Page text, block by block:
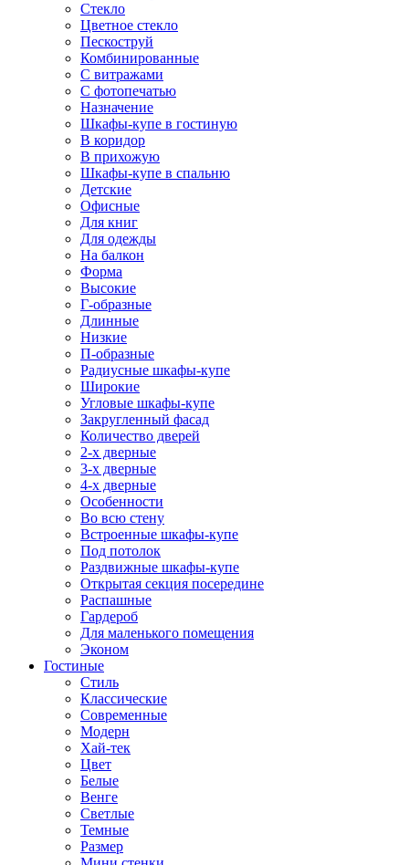
Стекло
Цветное стекло
Пескоструй
Комбинированные
С витражами
С фотопечатью
Назначение
Шкафы-купе в гостиную
В коридор
В прихожую
Шкафы-купе в спальню
Детские
Офисные
Для книг
Для одежды
На балкон
Форма
Высокие
Г-образные
Длинные
Низкие
П-образные
Радиусные шкафы-купе
Широкие
Угловые шкафы-купе
Закругленный фасад
Количество дверей
2-х дверные
3-х дверные
4-х дверные
Особенности
Во всю стену
Встроенные шкафы-купе
Под потолок
Раздвижные шкафы-купе
Открытая секция посередине
Распашные
Гардероб
Для маленького помещения
Эконом
Гостиные
Стиль
Классические
Современные
Модерн
Хай-тек
Цвет
Белые
Венге
Светлые
Темные
Размер